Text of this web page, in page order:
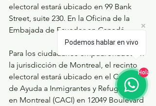
electoral estará ubicado en 99 Bank
Street, suite 230. En la Oficina de la
Embajada de Ecuador en Canadá.
Para los ciudadanos empadronados en
la jurisdicción de Montreal, el recinto
electoral estará ubicado en el Centro
de Ayuda a Inmigrantes y Refugiados
en Montreal (CACI) en 12049 Boulevard
Podemos hablar en vivo
Hola